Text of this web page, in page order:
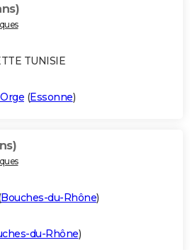
TUNISIE
(Essonne)
Bouches-du-Rhône)
du-Rhône)